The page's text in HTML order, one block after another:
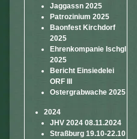
Jaggassn 2025
Patrozinium 2025
Baonfest Kirchdorf
2025
Ehrenkompanie Ischgl
2025
Bericht Einsiedelei
ORF III
Ostergrabwache 2025
2024
JHV 2024 08.11.2024
Straßburg 19.10-22.10